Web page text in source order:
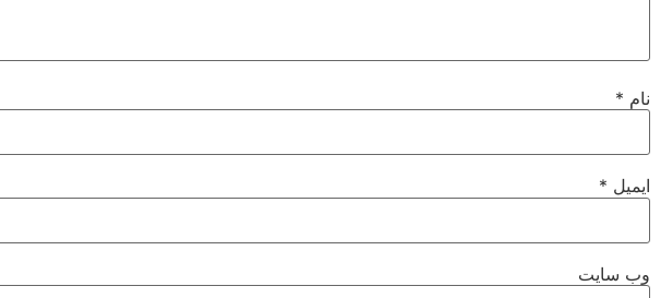
نام *
ایمیل *
وب‌ سایت